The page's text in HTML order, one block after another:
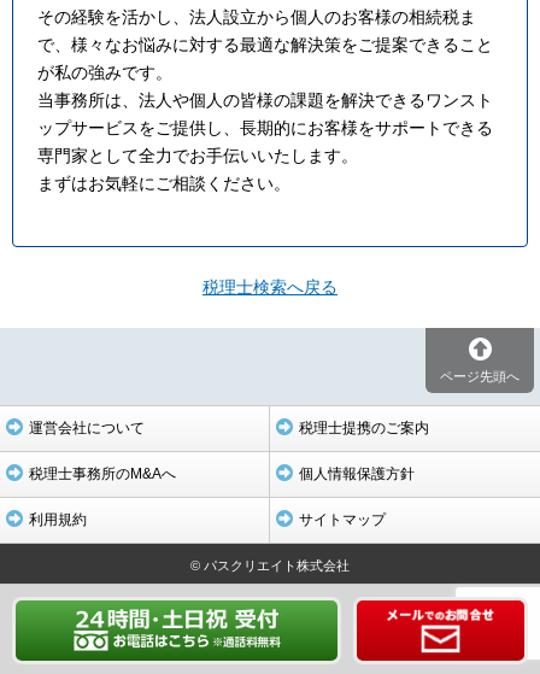
その経験を活かし、法人設立から個人のお客様の相続税ま
で、様々なお悩みに対する最適な解決策をご提案できること
が私の強みです。
当事務所は、法人や個人の皆様の課題を解決できるワンスト
ップサービスをご提供し、長期的にお客様をサポートできる
専門家として全力でお手伝いいたします。
まずはお気軽にご相談ください。
税理士検索へ戻る
ページ先頭へ
運営会社について 税理士提携のご案内
税理士事務所のM&Aへ 個人情報保護方針
利用規約 サイトマップ
© パスクリエイト株式会社